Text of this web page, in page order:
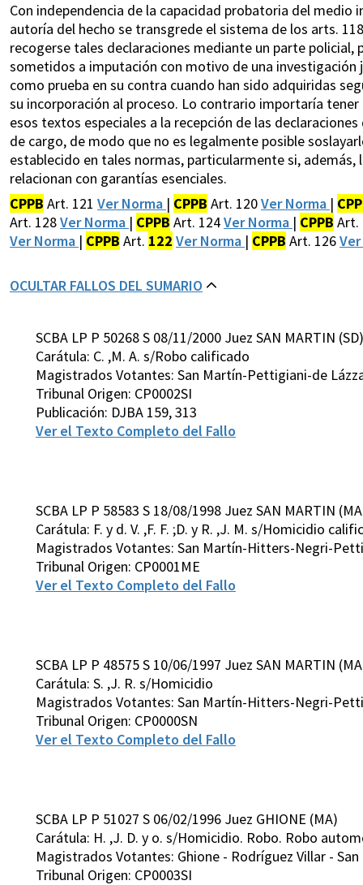
Con independencia de la capacidad probatoria del
autoría del hecho se transgrede el sistema de los arts.
recogerse tales declaraciones mediante un parte
sometidos a imputación con motivo de una
como prueba en su contra cuando han sido adquiridas
su incorporación al proceso. Lo contrario importaría
esos textos especiales a la recepción de las
de cargo, de modo que no es legalmente posible
establecido en tales normas, particularmente si,
relacionan con garantías esenciales.
CPPB Art. 121 Ver Norma | CPPB Art. 120Ver Norma |
Art. 128Ver Norma | CPPB Art. 124Ver Norma | CPPB Art.
Ver Norma | CPPB Art. 122 Ver Norma | CPPB Art. 126
OCULTAR FALLOS DEL SUMARIO
SCBA LP P 50268 S 08/11/2000 Juez SAN MARTIN (SD)
Carátula: C. ,M. A. s/Robo calificado
Magistrados Votantes: San Martín-Pettigiani-de
Tribunal Origen: CP0002SI
Publicación: DJBA 159, 313
Ver el Texto Completo del Fallo
SCBA LP P 58583 S 18/08/1998 Juez SAN MARTIN
Carátula: F. y d. V. ,F. F. ;D. y R. ,J. M. s/Homicidio
Magistrados Votantes: San Martín-Hitters-Negri-
Tribunal Origen: CP0001ME
Ver el Texto Completo del Fallo
SCBA LP P 48575 S 10/06/1997 Juez SAN MARTIN
Carátula: S. ,J. R. s/Homicidio
Magistrados Votantes: San Martín-Hitters-Negri-
Tribunal Origen: CP0000SN
Ver el Texto Completo del Fallo
SCBA LP P 51027 S 06/02/1996 Juez GHIONE (MA)
Carátula: H. ,J. D. y o. s/Homicidio. Robo. Robo
Magistrados Votantes: Ghione - Rodríguez Villar -
Tribunal Origen: CP0003SI